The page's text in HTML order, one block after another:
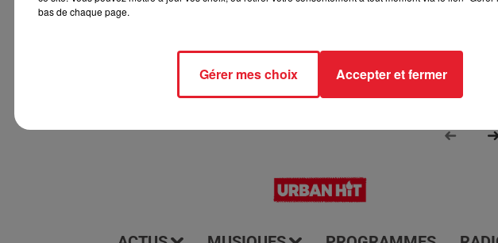
bas de chaque page.
Gérer mes choix Accepter et fermer